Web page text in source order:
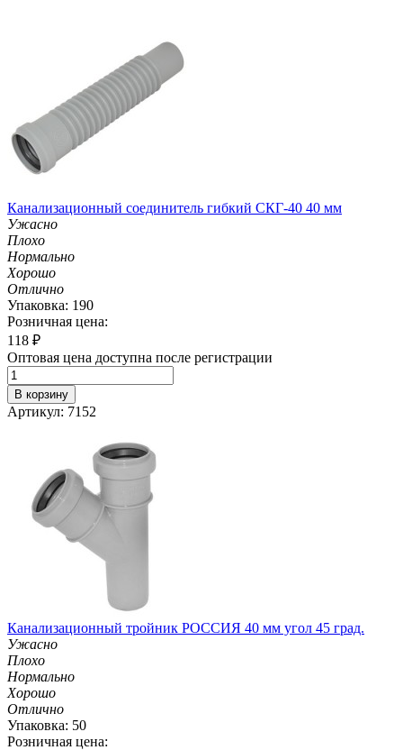
Канализационный соединитель гибкий СКГ-40 40 мм
Ужасно
Плохо
Нормально
Хорошо
Отлично
Упаковка: 190
Розничная цена:
118 ₽
Оптовая цена доступна после регистрации
В корзину
Артикул: 7152
Канализационный тройник РОССИЯ 40 мм угол 45 град.
Ужасно
Плохо
Нормально
Хорошо
Отлично
Упаковка: 50
Розничная цена: